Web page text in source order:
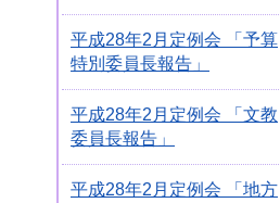
平成28年2月定例会 「予算
特別委員長報告」
平成28年2月定例会 「文教
委員長報告」
平成28年2月定例会 「地方